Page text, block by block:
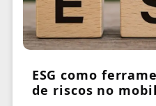
ESG como
de riscos no